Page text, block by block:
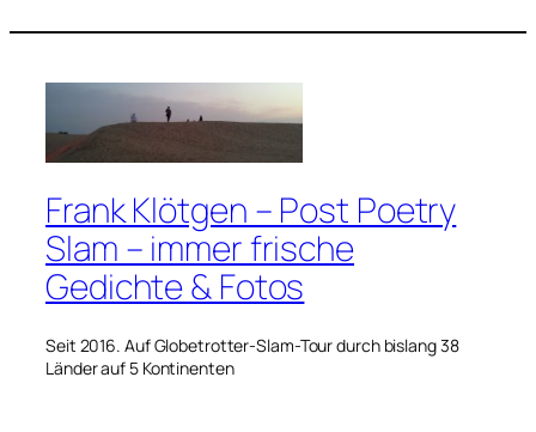
Frank Klötgen – Post Poetry
Slam – immer frische
Gedichte & Fotos
Seit 2016. Auf Globetrotter-Slam-Tour durch bislang 38
Länder auf 5 Kontinenten